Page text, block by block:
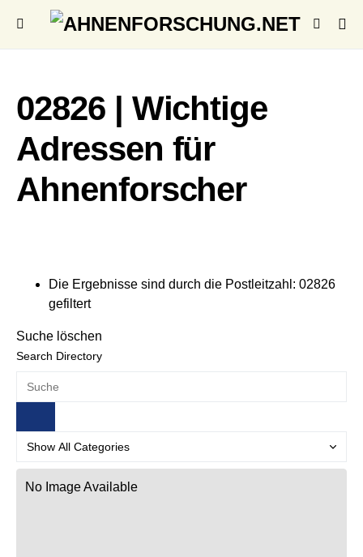
02826 | Wichtige
Adressen für
Ahnenforscher
Die Ergebnisse sind durch die Postleitzahl: 02826
gefiltert
Suche löschen
Search Directory
No Image Available